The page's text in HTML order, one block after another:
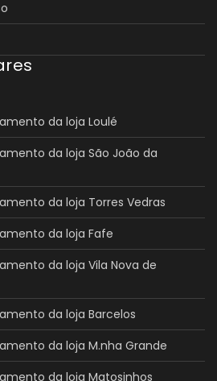
da loja Loulé
da loja São João da
da loja Torres Vedras
da loja Fafe
da loja Vila Nova de
da loja Barcelos
da loja M.nha Grande
da loja Matosinhos